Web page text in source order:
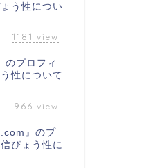
う性につい
1181 view
のプロフィ
性について
966 view
.com』のプ
ぴょう性に